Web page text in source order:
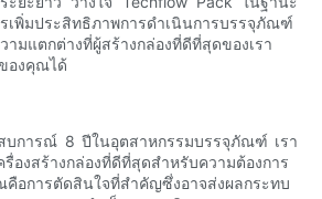
พิ่มประสิทธิภาพการดำเนินการบรรจุภัณฑ์
มแตกต่างที่ผู้สร้างกล่องที่ดีที่สุดของเรา
องคุณได้
บการณ์ 8 ปีในอุตสาหกรรมบรรจุภัณฑ์ เรา
รื่องสร้างกล่องที่ดีที่สุดสำหรับความต้องการ
อการตัดสินใจที่สำคัญซึ่งอาจส่งผลกระทบ